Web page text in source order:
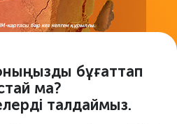
картасы бар кез келген құрылғы.
бұғаттап
ма?
талдаймыз.